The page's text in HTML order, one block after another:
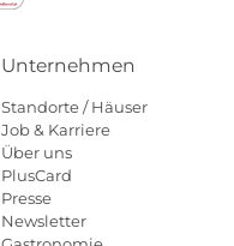
Unternehmen
Standorte / Häuser
Job & Karriere
Über uns
PlusCard
Presse
Newsletter